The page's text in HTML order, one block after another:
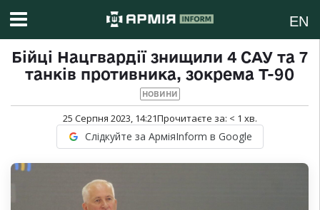
EN
Бійці Нацгвардії знищили 4 САУ та 7
танків противника, зокрема Т-90
НОВИНИ
25 Серпня 2023, 14:21Прочитаєте за: < 1 хв.
Слідкуйте за АрміяInform в Google